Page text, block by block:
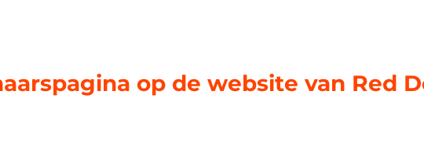
op de website van Red